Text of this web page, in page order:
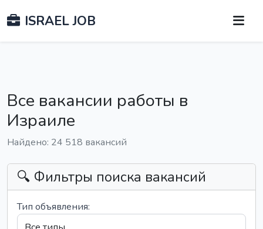
ISRAEL JOB
Все вакансии работы в
Израиле
Найдено: 24 518 вакансий
🔍 Фильтры поиска вакансий
Тип объявления: